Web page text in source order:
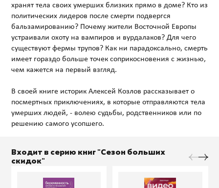
хранят тела своих умерших близких прямо в доме? Кто из
политических лидеров после смерти подвергся
бальзамированию? Почему жители Восточной Европы
устраивали охоту на вампиров и вурдалаков? Для чего
существуют фермы трупов? Как ни парадоксально, смерть
имеет гораздо больше точек соприкосновения с жизнью,
чем кажется на первый взгляд.
В своей книге историк Алексей Козлов рассказывает о
посмертных приключениях, в которые отправляются тела
умерших людей, - волею судьбы, родственников или по
Входит в серию книг "Сезон больших
скидок"